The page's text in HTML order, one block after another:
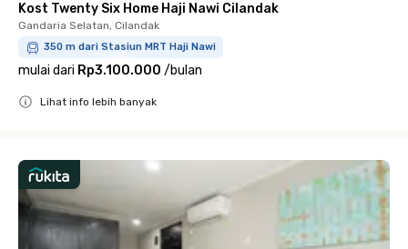
Kost Twenty Six Home Haji Nawi Cilandak
Gandaria Selatan, Cilandak
350 m dari Stasiun MRT Haji Nawi
mulai dari Rp3.100.000 /bulan
Lihat info lebih banyak